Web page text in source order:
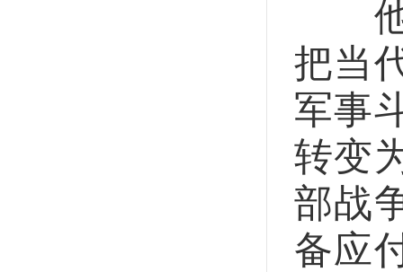
他
把当
军事
转变
部战
备应